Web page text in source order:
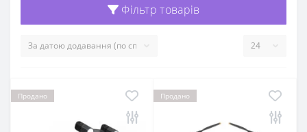
Фільтр товарів
Продано Продано